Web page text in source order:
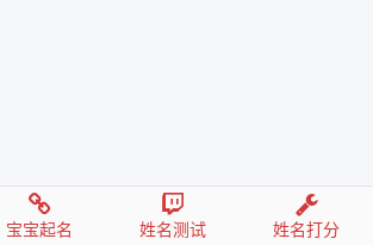
宝宝起名 姓名测试 姓名打分